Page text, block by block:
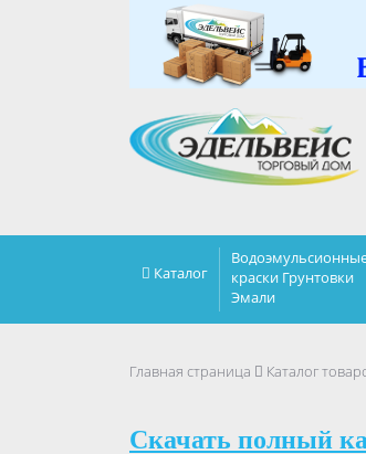
Каталог
краски Грунтовки
Эмали
Главная страница Каталог
Скачать полный